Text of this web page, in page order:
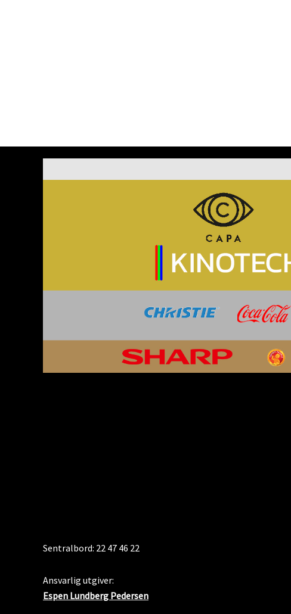
Sentralbord: 22 47 46 22
Ansvarlig utgiver:
Espen Lundberg Pedersen